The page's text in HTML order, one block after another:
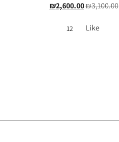
₪3,100.00
₪2,600.00
Like
12